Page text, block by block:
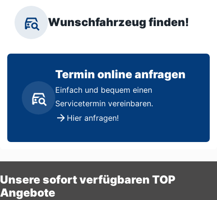
Wunschfahrzeug finden!
Termin online anfragen
Einfach und bequem einen
Servicetermin vereinbaren.
Hier anfragen!
Unsere sofort verfügbaren TOP
Angebote